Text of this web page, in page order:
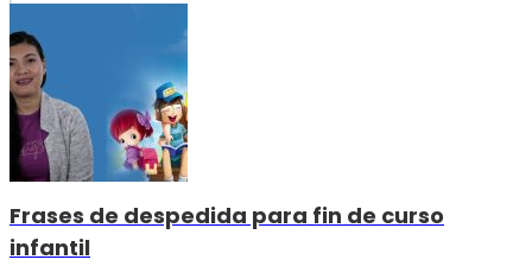
Frases de despedida para fin de curso
infantil